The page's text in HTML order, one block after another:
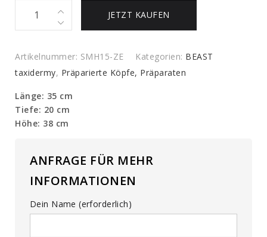
Ausgestopfter
JETZT KAUFEN
Artikelnummer: SMH15-ZE Kategorien: BEAST
taxidermy, Präparierte Köpfe, Präparaten
Länge: 35 cm
Tiefe: 20 cm
Höhe: 38 cm
ANFRAGE FÜR MEHR
INFORMATIONEN
Dein Name (erforderlich)